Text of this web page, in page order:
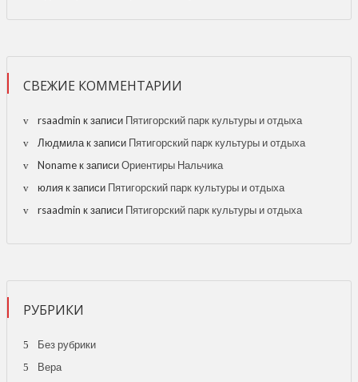
СВЕЖИЕ КОММЕНТАРИИ
rsaadmin к записи Пятигорский парк культуры и отдыха
Людмилак записи Пятигорский парк культуры и отдыха
Nonameк записиОриентиры Нальчика
юлияк записи Пятигорский парк культуры и отдыха
rsaadmin к записи Пятигорский парк культуры и отдыха
РУБРИКИ
Без рубрики
Вера